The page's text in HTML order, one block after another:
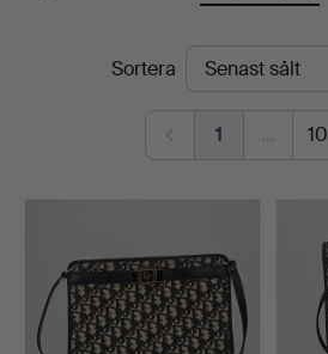
Thörner
Ek
SlutpriserSortera
1 … 10